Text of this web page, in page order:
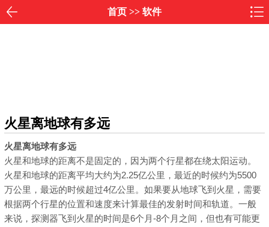
首页>> 软件
火星离地球有多远
火星离地球有多远
火星和地球的距离不是固定的，因为两个行星都在绕太阳运动。
火星和地球的距离平均大约为2.25亿公里，最近的时候约为5500
万公里，最远的时候超过4亿公里。如果要从地球飞到火星，需要
根据两个行星的位置和速度来计算最佳的发射时间和轨道。一般
来说，探测器飞到火星的时间是6个月-8个月之间，但也有可能更